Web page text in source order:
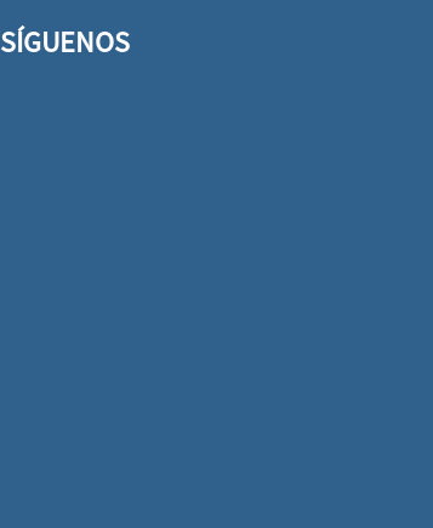
SÍGUENOS